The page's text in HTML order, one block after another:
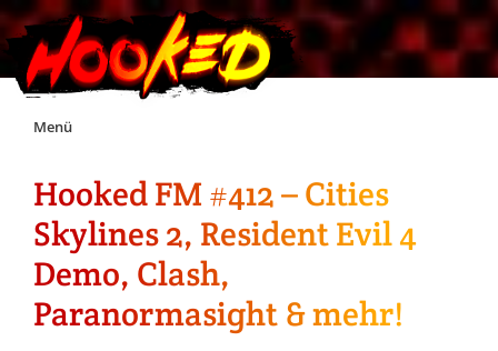
Skip
Menü
Unterstützt Hooked!
Exklusiv für Supporter*innen
Impressum
Hooked FM #412 – Cities
Skylines 2, Resident Evil 4
Demo, Clash,
Paranormasight & mehr!